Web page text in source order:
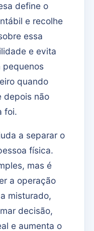
define o
e recolhe
essa
e evita
pequenos
quando
depois não
foi.
a separar o
física.
mas é
a operação
misturado,
decisão,
e aumenta o